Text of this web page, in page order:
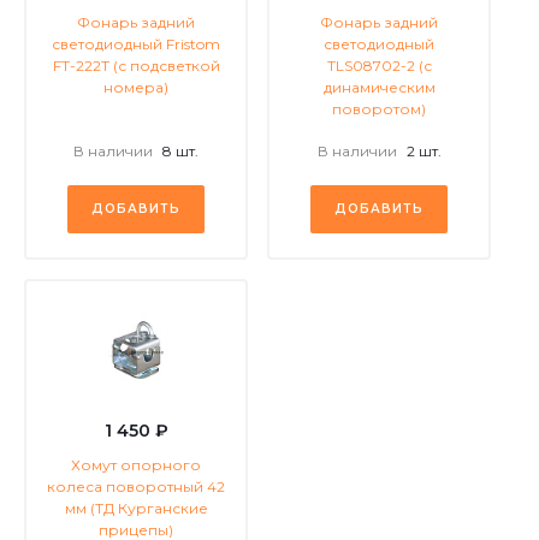
Фонарь задний
светодиодный Fristom
FT-222Т (с подсветкой
номера)
В наличии 8 шт.
ДОБАВИТЬ
Фонарь задний
светодиодный
TLS08702-2 (с
динамическим
поворотом)
В наличии 2 шт.
ДОБАВИТЬ
1 450 ₽
Хомут опорного
колеса поворотный 42
мм (ТД Курганские
прицепы)